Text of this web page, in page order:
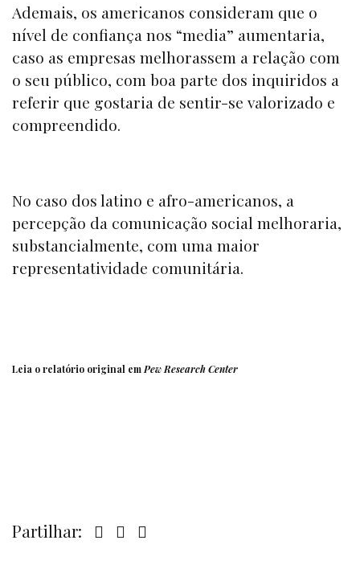
Ademais, os americanos consideram que o
nível de confiança nos “media” aumentaria,
caso as empresas melhorassem a relação com
o seu público, com boa parte dos inquiridos a
referir que gostaria de sentir-se valorizado e
compreendido.
No caso dos latino e afro-americanos, a
percepção da comunicação social melhoraria,
substancialmente, com uma maior
representatividade comunitária.
Leia o relatório original emPew Research Center
Partilhar: